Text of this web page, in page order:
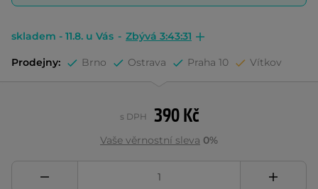
skladem - 11.8. u Vás - Zbývá 3:43:31
Prodejny: Brno Ostrava Praha 10 Vítkov
390 Kč
s DPH
Vaše věrnostní sleva 0%